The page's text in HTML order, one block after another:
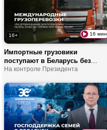
16+ 16 мин
Импортные грузовики
поступают в Беларусь без
утильсбора | Перевозчики про
грузовики МАЗ?
На контроле Президента